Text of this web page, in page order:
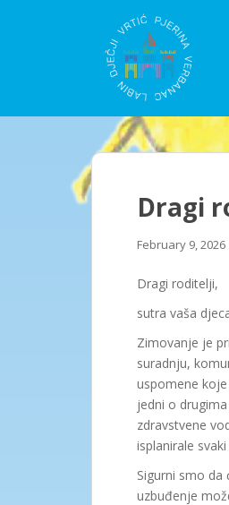
o
Dragi
February 9, 2026
Dragi roditelji,
sutra vaša
Zimovanje je
suradnju,
uspomene
jedni o
zdravstvene
isplanirale
Sigurni smo
uzbuđenje